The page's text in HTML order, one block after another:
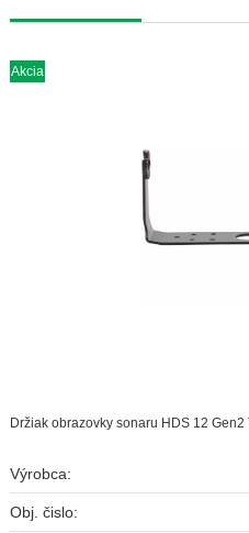
Akcia
Držiak obrazovky sonaru HDS 12 Gen2
Výrobca:
Obj. čislo: